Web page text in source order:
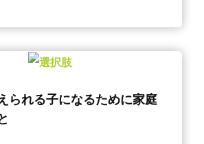
られる子になるために家庭